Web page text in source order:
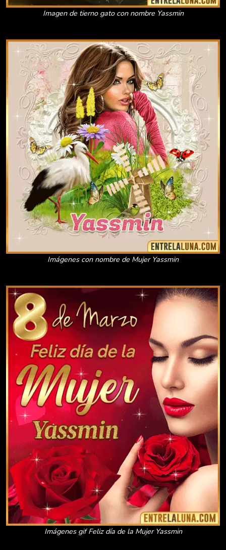
Imagen de tierno gato con nombre Yassmin
Imágenes con nombre de Mujer Yassmin
Imágenes gif Feliz día de la Mujer Yassmin